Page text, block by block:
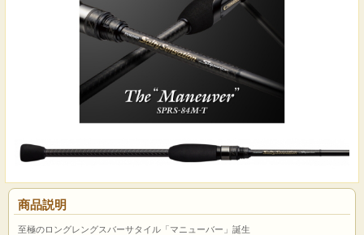
商品説明
至極のロングレングスバーサタイル「マニューバー」誕生